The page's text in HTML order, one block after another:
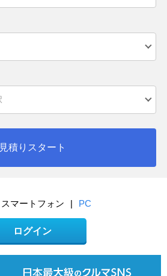
見積りスタート
スマートフォン | PC
ログイン